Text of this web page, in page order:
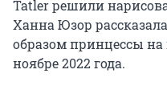
Tatler решили
Ханна Юзор
образом принцессы на
ноябре 2022 года.